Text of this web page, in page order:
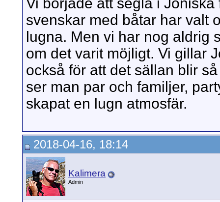
Vi började att segla i
svenskar med båtar har valt
lugna. Men vi har nog aldrig
om det varit möjligt. Vi gillar
också för att det sällan blir
ser man par och familjer,
skapat en lugn atmosfär.
2018-04-16, 18:14
Kalimera
Admin